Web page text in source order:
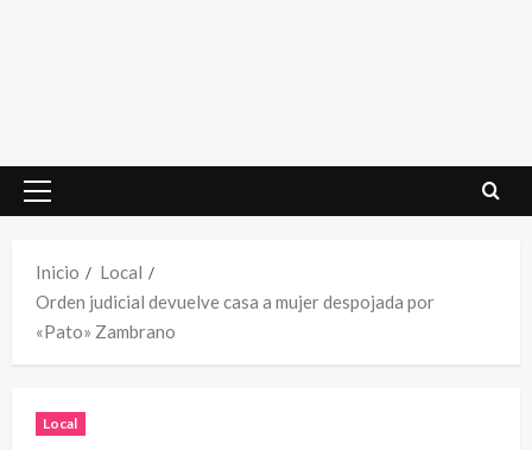
Menú
Inicio
Local
Orden judicial devuelve casa a mujer despojada por
«Pato» Zambrano
Local